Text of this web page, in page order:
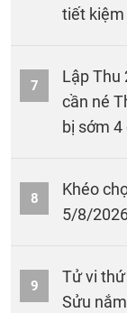
tiết kiệm
7
Lập Thu
cần né
bị sớm
8
Khéo
5/8/
9
Tử vi
Sửu